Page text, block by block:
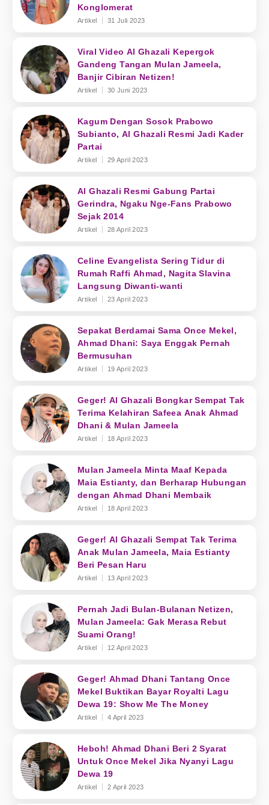
Konglomerat
Artikel 31 Juli 2023
Viral Video Al Ghazali Kepergok
Gandeng Tangan Mulan Jameela,
Banjir Cibiran Netizen!
Artikel 30 Juni 2023
Kagum Dengan Sosok Prabowo
Subianto, Al Ghazali Resmi Jadi Kader
Partai
Artikel 29 April 2023
Al Ghazali Resmi Gabung Partai
Gerindra, Ngaku Nge-Fans Prabowo
Sejak 2014
Artikel 28 April 2023
Celine Evangelista Sering Tidur di
Rumah Raffi Ahmad, Nagita Slavina
Langsung Diwanti-wanti
Artikel 23 April 2023
Sepakat Berdamai Sama Once Mekel,
Ahmad Dhani: Saya Enggak Pernah
Bermusuhan
Artikel 19 April 2023
Geger! Al Ghazali Bongkar Sempat Tak
Terima Kelahiran Safeea Anak Ahmad
Dhani & Mulan Jameela
Artikel 18 April 2023
Mulan Jameela Minta Maaf Kepada
Maia Estianty, dan Berharap Hubungan
dengan Ahmad Dhani Membaik
Artikel 18 April 2023
Geger! Al Ghazali Sempat Tak Terima
Anak Mulan Jameela, Maia Estianty
Beri Pesan Haru
Artikel 13 April 2023
Pernah Jadi Bulan-Bulanan Netizen,
Mulan Jameela: Gak Merasa Rebut
Suami Orang!
Artikel 12 April 2023
Geger! Ahmad Dhani Tantang Once
Mekel Buktikan Bayar Royalti Lagu
Dewa 19: Show Me The Money
Artikel 4 April 2023
Heboh! Ahmad Dhani Beri 2 Syarat
Untuk Once Mekel Jika Nyanyi Lagu
Dewa 19
Artikel 2 April 2023